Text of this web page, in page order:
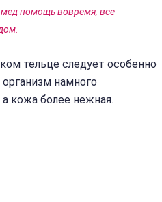
мед помощь вовремя, все
тельце следует особенно
намного
кожа более нежная.